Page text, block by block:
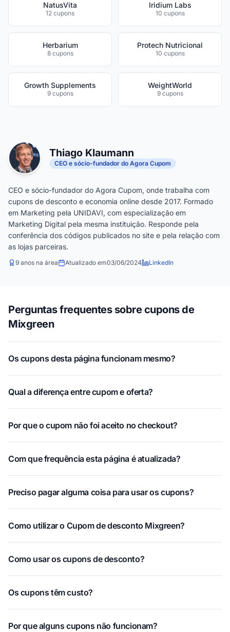
NatusVita
12 cupons
Iridium Labs
10 cupons
Herbarium
8 cupons
Protech Nutricional
10 cupons
Growth Supplements
9 cupons
WeightWorld
9 cupons
Thiago Klaumann
CEO e sócio-fundador do Agora Cupom
CEO e sócio-fundador do Agora Cupom, onde trabalha com
cupons de desconto e economia online desde 2017. Formado
em Marketing pela UNIDAVI, com especialização em
Marketing Digital pela mesma instituição. Responde pela
conferência dos códigos publicados no site e pela relação com
as lojas parceiras.
9 anos na área Atualizado em03/06/2024 LinkedIn
Perguntas frequentes sobre cupons de
Mixgreen
Os cupons desta página funcionam mesmo?
Qual a diferença entre cupom e oferta?
Por que o cupom não foi aceito no checkout?
Com que frequência esta página é atualizada?
Preciso pagar alguma coisa para usar os cupons?
Como utilizar o Cupom de desconto Mixgreen?
Como usar os cupons de desconto?
Os cupons têm custo?
Por que alguns cupons não funcionam?